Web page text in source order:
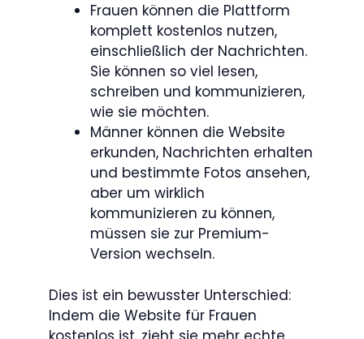
Frauen können die Plattform
komplett kostenlos nutzen,
einschließlich der Nachrichten.
Sie können so viel lesen,
schreiben und kommunizieren,
wie sie möchten.
Männer können die Website
erkunden, Nachrichten erhalten
und bestimmte Fotos ansehen,
aber um wirklich
kommunizieren zu können,
müssen sie zur Premium-
Version wechseln.
Dies ist ein bewusster Unterschied:
Indem die Website für Frauen